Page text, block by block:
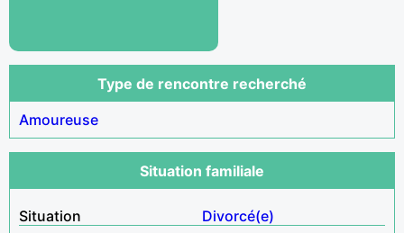
Type de rencontre recherché
Amoureuse
Situation familiale
Situation
Divorcé(e)